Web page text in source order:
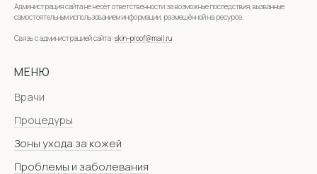
Администрация сайта не несёт ответственности за возможные последствия, вызванные
самостоятельным использованием информации, размещённой на ресурсе.
Связь с администрацией сайта: skin-proof@mail.ru
МЕНЮ
Врачи
Процедуры
Зоны ухода за кожей
Проблемы и заболевания